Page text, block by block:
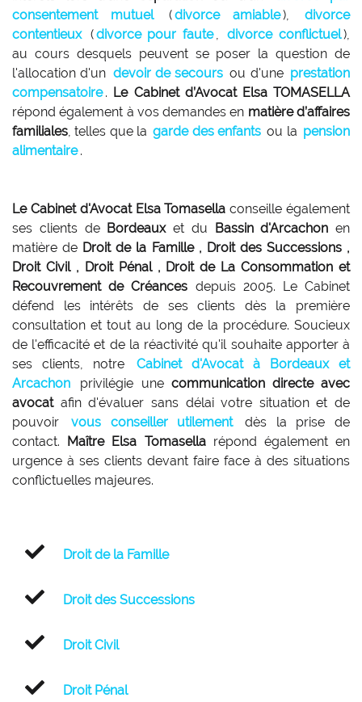
consentement mutuel
(divorce amiable),
divorce
contentieux (divorce pour faute , divorce conflictuel),
au cours desquels peuvent se poser la question de
l'allocation d'un devoir de secours ou d'une prestation
compensatoire . Le Cabinet d’Avocat Elsa TOMASELLA
répond également à vos demandes en matière d’affaires
familiales, telles que la garde des enfants ou la pension
alimentaire .
Le Cabinet d'Avocat Elsa Tomasella conseille également
ses clients de Bordeauxet du Bassin d'Arcachon en
matière de Droit de la Famille , Droit des Successions ,
Droit Civil , Droit Pénal , Droit de La Consommation et
Recouvrement de Créances depuis 2005. Le Cabinet
défend les intérêts de ses clients dès la première
consultation et tout au long de la procédure. Soucieux
de l'efficacité et de la réactivité qu'il souhaite apporter à
ses clients, notre
Cabinet d'Avocat à Bordeaux et
Arcachon
privilégie une communication directe avec
avocatafin d'évaluer sans délai votre situation et de
pouvoir
vous conseiller utilement
dès la prise de
contact. Maître Elsa Tomasellarépond également en
urgence à ses clients devant faire face à des situations
conflictuelles majeures.
Droit de la Famille
Droit des Successions
Droit Civil
Droit Pénal